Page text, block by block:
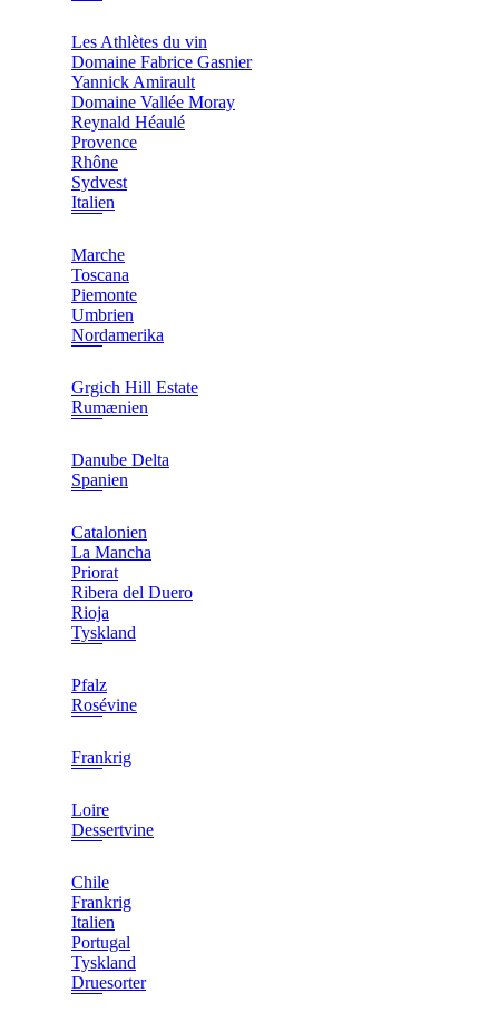
Les Athlètes du vin
Domaine Fabrice Gasnier
Yannick Amirault
Domaine Vallée Moray
Reynald Héaulé
Provence
Rhône
Sydvest
Italien
Marche
Toscana
Piemonte
Umbrien
Nordamerika
Grgich Hill Estate
Rumænien
Danube Delta
Spanien
Catalonien
La Mancha
Priorat
Ribera del Duero
Rioja
Tyskland
Pfalz
Rosévine
Frankrig
Loire
Dessertvine
Chile
Frankrig
Italien
Portugal
Tyskland
Druesorter